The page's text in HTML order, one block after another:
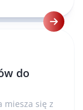
do
miesza się z